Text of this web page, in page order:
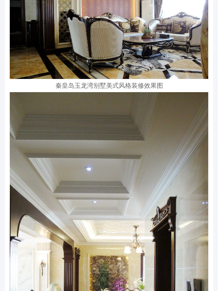
秦皇岛玉龙湾别墅美式风格装修效果图